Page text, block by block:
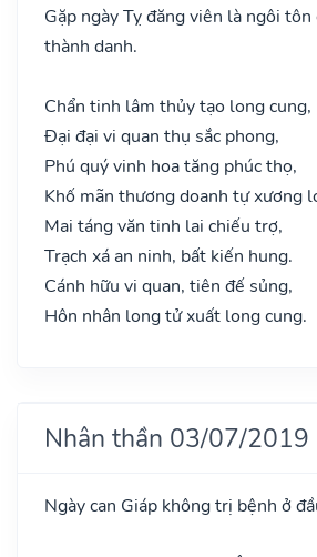
Gặp ngày Tỵ đăng viên là ngôi
thành danh.
Chẩn tinh lâm thủy tạo long cung,
Đại đại vi quan thụ sắc phong,
Phú quý vinh hoa tăng phúc thọ,
Khố mãn thương doanh tự xương
Mai táng văn tinh lai chiếu trợ,
Trạch xá an ninh, bất kiến hung.
Cánh hữu vi quan, tiên đế sủng,
Hôn nhân long tử xuất long cung.
Nhân thần 03/07/2019
Ngày can Giáp không trị bệnh ở